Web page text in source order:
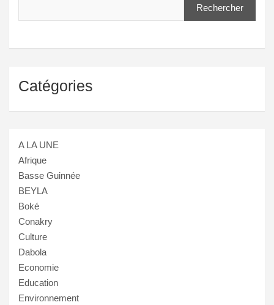
Rechercher
Catégories
A LA UNE
Afrique
Basse Guinnée
BEYLA
Boké
Conakry
Culture
Dabola
Economie
Education
Environnement